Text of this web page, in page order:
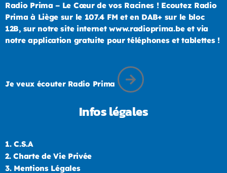
Radio Prima – Le Cœur de vos Racines ! Ecoutez Radio
Prima à Liège sur le 107.4 FM et en DAB+ sur le bloc
12B, sur notre site internet www.radioprima.be et via
notre application gratuite pour téléphones et tablettes !
Je veux écouter Radio Prima
Infos légales
1. C.S.A
2. Charte de Vie Privée
3. Mentions Légales